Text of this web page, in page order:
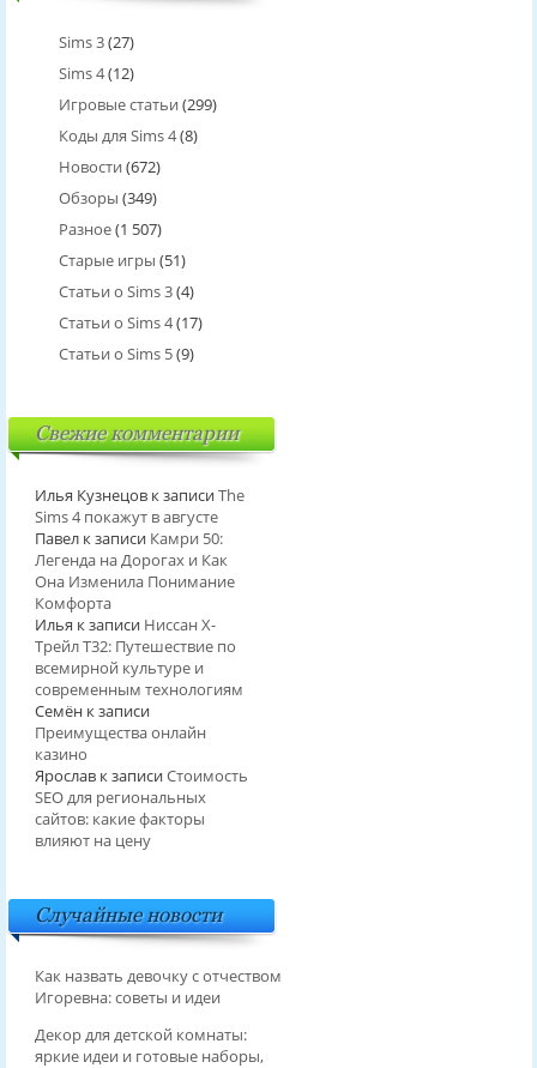
Sims 3(27)
Sims 4(12)
Игровые статьи (299)
Коды для Sims 4(8)
Новости (672)
Обзоры (349)
Разное(1 507)
Старые игры (51)
Статьи о Sims 3(4)
Статьи о Sims 4(17)
Статьи о Sims 5(9)
Свежие комментарии
Илья Кузнецовк записиThe
Sims 4 покажут в августе
Павелк записи Камри 50:
Легенда на Дорогах и Как
Она Изменила Понимание
Комфорта
Илья к записи Ниссан Х-
Трейл T32: Путешествие по
всемирной культуре и
современным технологиям
Семёнк записи
Преимущества онлайн
казино
Ярославк записиСтоимость
SEO для региональных
сайтов: какие факторы
влияют на цену
Случайные новости
Как назвать девочку с отчеством
Игоревна: советы и идеи
Декор для детской комнаты:
яркие идеи и готовые наборы,